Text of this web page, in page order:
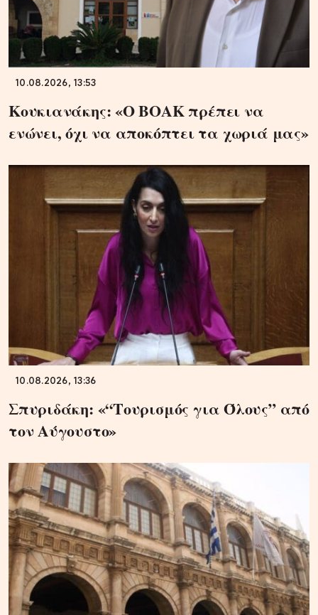
10.08.2026, 13:53
Κουκιανάκης: «Ο ΒΟΑΚ πρέπει να
ενώνει, όχι να αποκόπτει τα χωριά μας»
10.08.2026, 13:36
Σπυριδάκη: «“Τουρισμός για Όλους” από
τον Αύγουστο»